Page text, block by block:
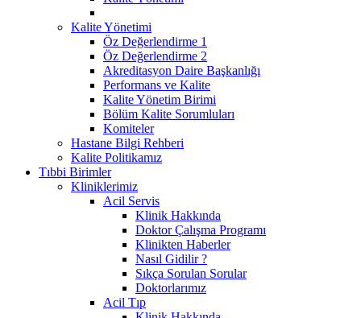
Kalite Yönetimi
Öz Değerlendirme 1
Öz Değerlendirme 2
Akreditasyon Daire Başkanlığı
Performans ve Kalite
Kalite Yönetim Birimi
Bölüm Kalite Sorumluları
Komiteler
Hastane Bilgi Rehberi
Kalite Politikamız
Tıbbi Birimler
Kliniklerimiz
Acil Servis
Klinik Hakkında
Doktor Çalışma Programı
Klinikten Haberler
Nasıl Gidilir ?
Sıkça Sorulan Sorular
Doktorlarımız
Acil Tıp